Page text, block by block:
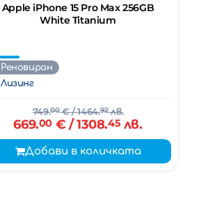
Apple iPhone 15 Pro Max 256GB
White Titanium
Реновиран
Лизинг
749.00€/ 1464.92лв.
669.00€ / 1308.45лв.
Добави в количката